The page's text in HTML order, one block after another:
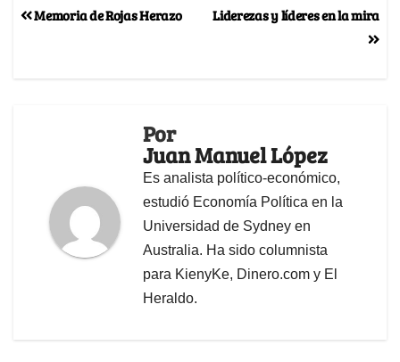
Liderezas y líderes en la mira
Memoria de Rojas Herazo
Por
Juan Manuel López
Es analista político-económico,
estudió Economía Política en la
Universidad de Sydney en
Australia. Ha sido columnista
para KienyKe, Dinero.com y El
Heraldo.